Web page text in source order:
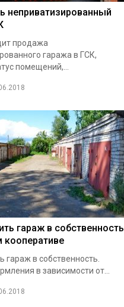
неприватизированный
продажа
гаража в ГСК,
помещений,...
гараж в собственность
кооперативе
гараж в собственность.
в зависимости от...